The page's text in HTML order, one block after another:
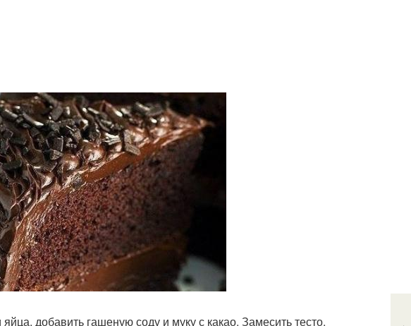
добавить гашеную соду и муку с какао. Замесить тесто.